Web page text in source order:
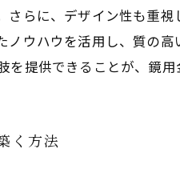
らに、デザイン性も重
ウハウを活用し、質の
提供できることが、鏡用
く方法